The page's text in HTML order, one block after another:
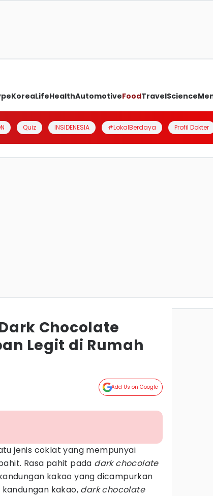
KoreaLifeHealthAutomotiveFoodTravelScience
Quiz INSIDENESIA #LokalBerdaya Profil Dokter
Chocolate
Legit di Rumah
Add Us on Google
jenis coklat yang mempunyai
Rasa pahit pada dark chocolate
kakao yang dicampurkan
kakao, dark chocolate